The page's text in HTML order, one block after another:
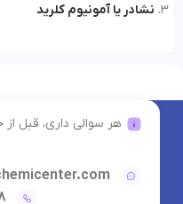
نشادر یا آمونیوم کلرید
هر سوالی داری، قبل از